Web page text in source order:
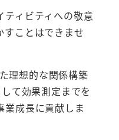
ィビティへの敬意
すことはできませ
理想的な関係構築
て効果測定までを
業成長に貢献しま